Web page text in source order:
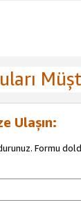
Ulaşın:
Formu